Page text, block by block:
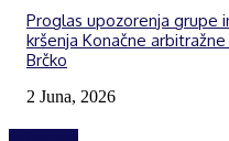
Proglas upozorenja grupe
kršenja Konačne
Brčko
2 Juna, 2026